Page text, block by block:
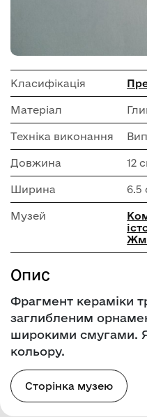
Класифікація
Матеріал
Техніка виконання
Довжина 12
Ширина 6.5
Музей
Опис
Фрагмент кераміки
заглибленим
широкими смугами.
кольору.
Сторінка музею